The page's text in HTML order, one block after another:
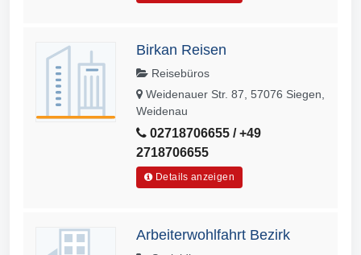
Birkan Reisen
Reisebüros
Weidenauer Str. 87, 57076 Siegen,
Weidenau
02718706655 / +49
2718706655
Details anzeigen
Arbeiterwohlfahrt Bezirk